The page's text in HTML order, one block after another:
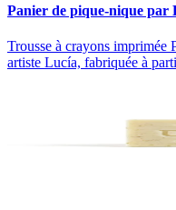
Panier de pique-nique
Trousse à crayons imprimée
artiste Lucía, fabriquée à